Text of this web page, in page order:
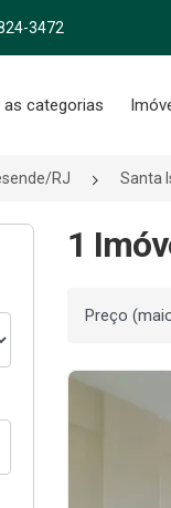
3472
as categorias
RJ Santa
1
Ordenar por